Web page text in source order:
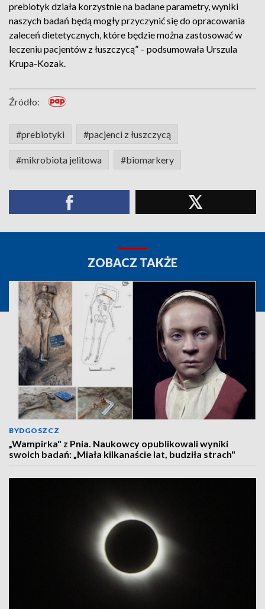
prebiotyk działa korzystnie na badane parametry, wyniki
naszych badań będą mogły przyczynić się do opracowania
zaleceń dietetycznych, które będzie można zastosować w
leczeniu pacjentów z łuszczycą” – podsumowała Urszula
Krupa-Kozak.
Źródło:
#prebiotyki #pacjenci z łuszczycą
#mikrobiota jelitowa #biomarkery
ZOBACZ TAKŻE
BYDGOSZCZ
„Wampirka" z Pnia. Naukowcy opublikowali wyniki
swoich badań: „Miała kilkanaście lat, budziła strach"